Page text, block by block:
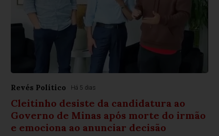
Revés Político Há 5 dias
Cleitinho desiste da candidatura ao
Governo de Minas após morte do irmão
e emociona ao anunciar decisão